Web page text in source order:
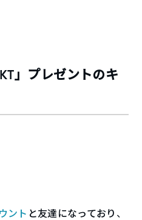
」プレゼントのキ
ント と友達になっており、